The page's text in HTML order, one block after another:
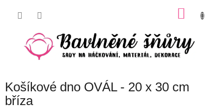
Košíkové dno OVÁL - 20 x 30 cm
bříza